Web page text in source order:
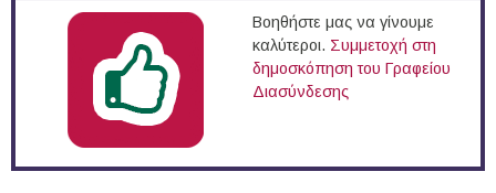
Βοηθήστε μας να γίνουμε
καλύτεροι. Συμμετοχή στη
δημοσκόπηση του Γραφείου
Διασύνδεσης